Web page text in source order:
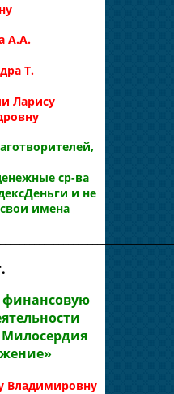
А.А.
Т.
Ларису
ср-ва
и не
имена
финансовую
Владимировну